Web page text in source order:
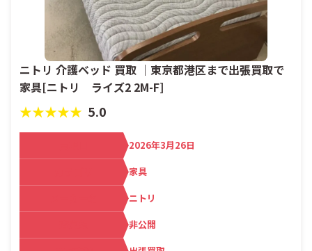
ニトリ 介護ベッド 買取 ｜東京都港区まで出張買取で
家具[ニトリ ライズ2 2M-F]
★★★★★ 5.0
2026年3月26日
家具
ニトリ
非公開